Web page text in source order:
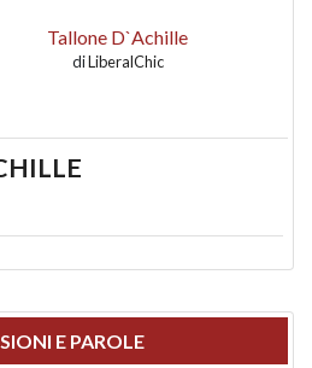
Tallone D`Achille
diLiberalChic
E PAROLE